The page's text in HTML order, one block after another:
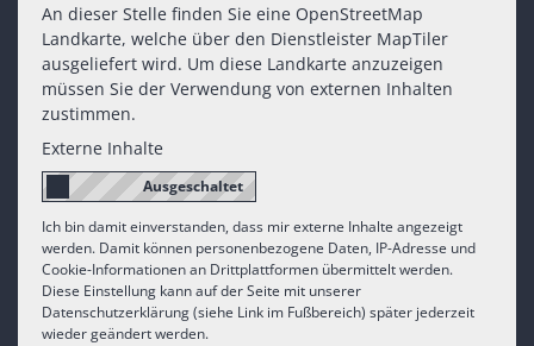
An dieser Stelle finden Sie eine OpenStreetMap
Landkarte, welche über den Dienstleister MapTiler
ausgeliefert wird. Um diese Landkarte anzuzeigen
müssen Sie der Verwendung von externen Inhalten
zustimmen.
Externe Inhalte
Ich bin damit einverstanden, dass mir externe Inhalte angezeigt
werden. Damit können personenbezogene Daten, IP-Adresse und
Cookie-Informationen an Drittplattformen übermittelt werden.
Diese Einstellung kann auf der Seite mit unserer
Datenschutzerklärung (siehe Link im Fußbereich) später jederzeit
wieder geändert werden.